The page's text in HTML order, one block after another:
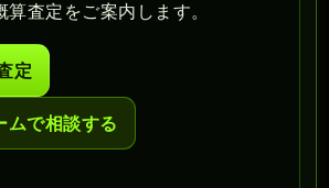
査定をご案内します。
定
ムで相談する